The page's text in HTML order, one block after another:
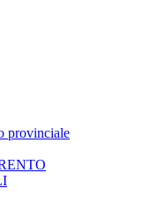
provinciale